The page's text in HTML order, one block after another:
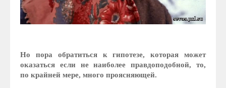
Но пора обратиться к гипотезе, которая может
оказаться если не наиболее правдоподобной, то,
по крайней мере, много проясняющей.